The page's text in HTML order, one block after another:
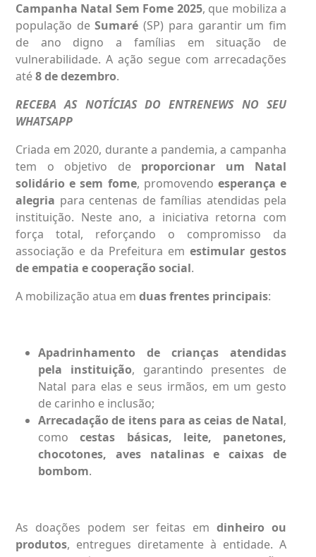
Campanha Natal Sem Fome 2025, que mobiliza a
população deSumaré (SP) para garantir um fim
de ano digno a famílias em situação de
vulnerabilidade. A ação segue com arrecadações
até8 de dezembro.
RECEBA AS NOTÍCIAS DO ENTRENEWS NO SEU
WHATSAPP
Criada em 2020, durante a pandemia, a campanha
tem o objetivo de proporcionar um Natal
solidário e sem fome, promovendo esperança e
alegria para centenas de famílias atendidas pela
instituição. Neste ano, a iniciativa retorna com
força total, reforçando o compromisso da
associação e da Prefeitura em estimular gestos
de empatia e cooperação social.
A mobilização atua em duas frentes principais:
Apadrinhamento de crianças atendidas
pela instituição, garantindo presentes de
Natal para elas e seus irmãos, em um gesto
de carinho e inclusão;
Arrecadação de itens para as ceias de Natal,
comocestas básicas, leite, panetones,
chocotones, aves natalinas e caixas de
bombom.
As doações podem ser feitas emdinheiro ou
produtos, entregues diretamente à entidade. A